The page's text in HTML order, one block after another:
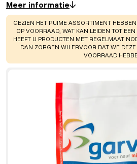
Meer informatie
WARNING:
GEZIEN HET RUIME ASSORTIMENT
OP VOORRAAD, WAT KAN LEIDEN TOT
HEEFT U PRODUCTEN MET REGELMAAT
DAN ZORGEN WIJ ERVOOR DAT WE
VOORRAAD